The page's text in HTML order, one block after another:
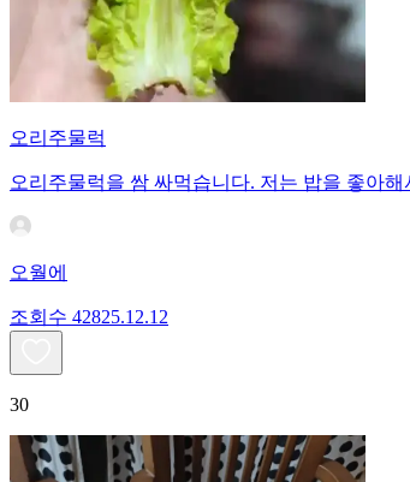
오리주물럭
오리주물럭을 쌈 싸먹습니다. 저는 밥을 좋아
오월에
조회수 42825.12.12
30